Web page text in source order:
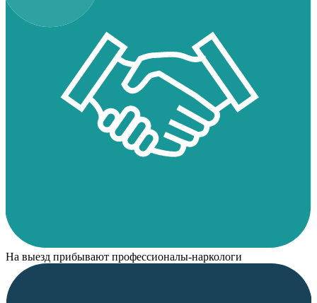
На выезд прибывают профессионалы-наркологи